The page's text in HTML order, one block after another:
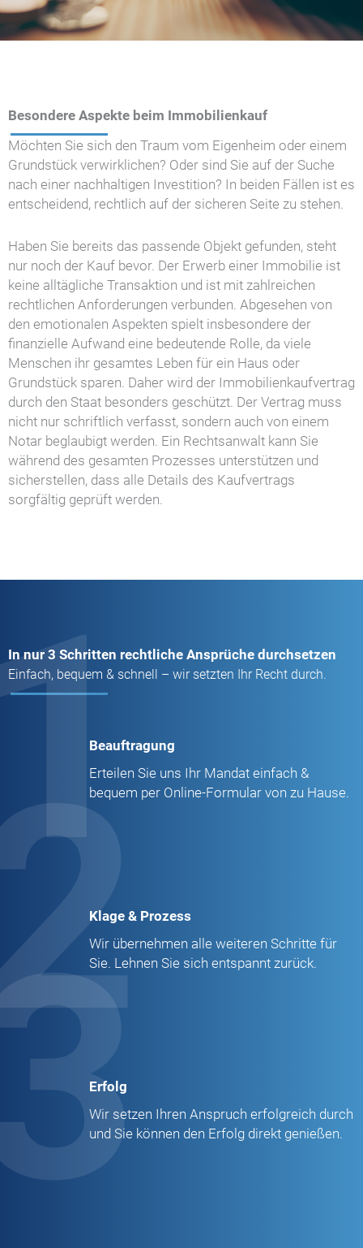
Besondere Aspekte beim Immobilienkauf
Möchten Sie sich den Traum vom Eigenheim oder einem
Grundstück verwirklichen? Oder sind Sie auf der Suche
nach einer nachhaltigen Investition? In beiden Fällen ist es
entscheidend, rechtlich auf der sicheren Seite zu stehen.
Haben Sie bereits das passende Objekt gefunden, steht
nur noch der Kauf bevor. Der Erwerb einer Immobilie ist
keine alltägliche Transaktion und ist mit zahlreichen
rechtlichen Anforderungen verbunden. Abgesehen von
den emotionalen Aspekten spielt insbesondere der
finanzielle Aufwand eine bedeutende Rolle, da viele
Menschen ihr gesamtes Leben für ein Haus oder
Grundstück sparen. Daher wird der Immobilienkaufvertrag
durch den Staat besonders geschützt. Der Vertrag muss
nicht nur schriftlich verfasst, sondern auch von einem
Notar beglaubigt werden. Ein Rechtsanwalt kann Sie
während des gesamten Prozesses unterstützen und
sicherstellen, dass alle Details des Kaufvertrags
sorgfältig geprüft werden.
In nur 3 Schritten rechtliche Ansprüche durchsetzen
Einfach, bequem & schnell – wir setzten Ihr Recht durch.
Beauftragung
Erteilen Sie uns Ihr Mandat einfach &
bequem per Online-Formular von zu Hause.
Klage & Prozess
Wir übernehmen alle weiteren Schritte für
Sie. Lehnen Sie sich entspannt zurück.
Erfolg
Wir setzen Ihren Anspruch erfolgreich durch
und Sie können den Erfolg direkt genießen.